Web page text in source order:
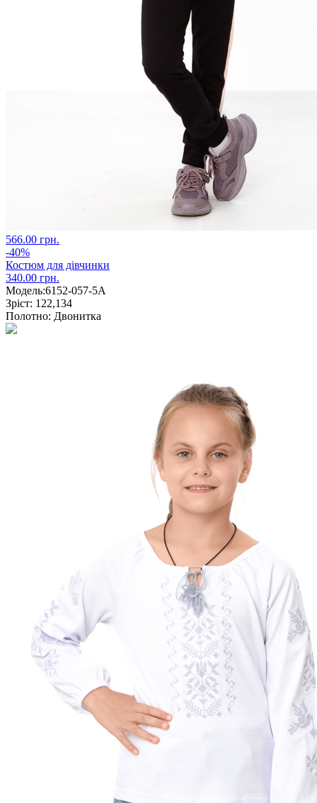
566.00 грн.
-40%
Костюм для дівчинки
340.00 грн.
Модель:6152-057-5А
Зріст: 122,134
Полотно: Двонитка